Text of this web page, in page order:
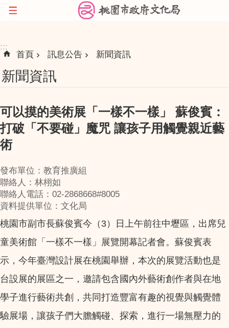
跳到主要內容區塊
:::
首頁 訊息公告 新聞資訊
新聞資訊
可以摸的美術展「一樣不一樣」 蘇俊賓：
打破「不要碰」魔咒 讓孩子用觸覺親近藝
術
發布單位：教育推廣組
聯絡人：林栩如
聯絡人電話：02-2868668#8005
資料提供單位：文化局
桃園市副市長蘇俊賓今（3）日上午前往中壢區，出席兒
童美術館「一樣不一樣」展覽開幕記者會。蘇俊賓表
示，今年臺灣設計展在桃園舉辦，本次的展覽活動也是
台設展的展區之一，邀請包含國內外藝術創作者與在地
學子進行藝術共創，共同打造豐富有趣的視覺與觸覺體
驗展場，讓孩子們大膽觸碰、探索，進行一場無壓力的